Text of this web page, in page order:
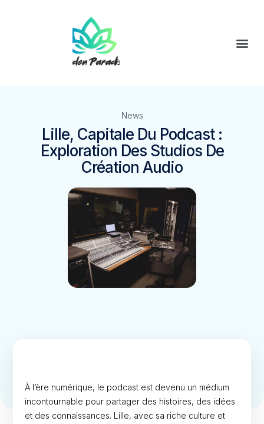
News
Lille, Capitale Du Podcast :
Exploration Des Studios De
Création Audio
À l’ère numérique, le podcast est devenu un médium
incontournable pour partager des histoires, des idées
et des connaissances. Lille, avec sa riche culture et